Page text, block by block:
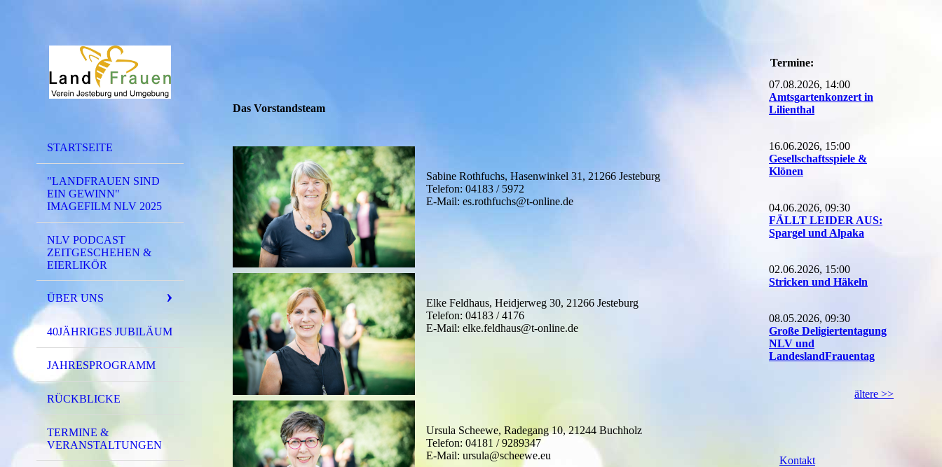
STARTSEITE
"LANDFRAUEN SIND
EIN GEWINN"
IMAGEFILM NLV 2025
NLV PODCAST
ZEITGESCHEHEN &
EIERLIKÖR
ÜBER UNS
40JÄHRIGES JUBILÄUM
JAHRESPROGRAMM
RÜCKBLICKE
TERMINE &
VERANSTALTUNGEN
Das Vorstandsteam
Sabine Rothfuchs, Hasenwinkel 31, 21266 Jesteburg
Telefon: 04183 / 5972
E-Mail: es.rothfuchs@t-online.de
Elke Feldhaus, Heidjerweg 30, 21266 Jesteburg
Telefon: 04183 / 4176
E-Mail: elke.feldhaus@t-online.de
Ursula Scheewe, Radegang 10, 21244 Buchholz
Telefon: 04181 / 9289347
E-Mail: ursula@scheewe.eu
Termine:
07.08.2026, 14:00
Amtsgartenkonzert in
Lilienthal
16.06.2026, 15:00
Gesellschaftsspiele &
Klönen
04.06.2026, 09:30
FÄLLT LEIDER AUS:
Spargel und Alpaka
02.06.2026, 15:00
Stricken und Häkeln
08.05.2026, 09:30
Große Deligiertentagung
NLV und
LandeslandFrauentag
ältere >>
Kontakt